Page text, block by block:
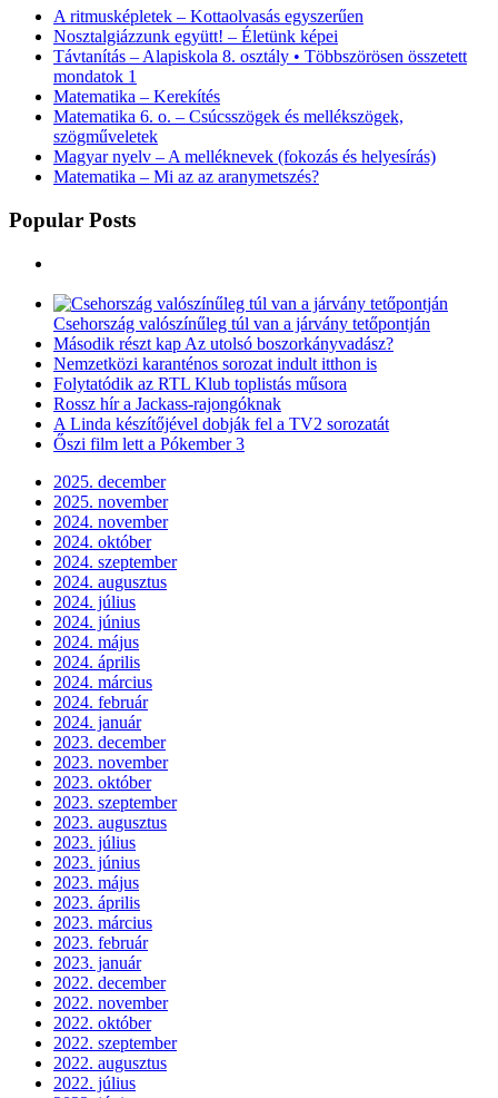
A ritmusképletek – Kottaolvasás egyszerűen
Nosztalgiázzunk együtt! – Életünk képei
Távtanítás – Alapiskola 8. osztály • Többszörösen összetett
mondatok 1
Matematika – Kerekítés
Matematika 6. o. – Csúcsszögek és mellékszögek,
szögműveletek
Magyar nyelv – A melléknevek (fokozás és helyesírás)
Matematika – Mi az az aranymetszés?
Popular Posts
Csehország valószínűleg túl van a járvány tetőpontján
Második részt kap Az utolsó boszorkányvadász?
Nemzetközi karanténos sorozat indult itthon is
Folytatódik az RTL Klub toplistás műsora
Rossz hír a Jackass-rajongóknak
A Linda készítőjével dobják fel a TV2 sorozatát
Őszi film lett a Pókember 3
2025. december
2025. november
2024. november
2024. október
2024. szeptember
2024. augusztus
2024. július
2024. június
2024. május
2024. április
2024. március
2024. február
2024. január
2023. december
2023. november
2023. október
2023. szeptember
2023. augusztus
2023. július
2023. június
2023. május
2023. április
2023. március
2023. február
2023. január
2022. december
2022. november
2022. október
2022. szeptember
2022. augusztus
2022. július